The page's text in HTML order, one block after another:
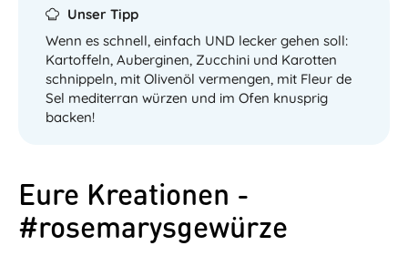
Unser Tipp
Wenn es schnell, einfach UND lecker gehen soll:
Kartoffeln, Auberginen, Zucchini und Karotten
schnippeln, mit Olivenöl vermengen, mit Fleur de
Sel mediterran würzen und im Ofen knusprig
backen!
Eure Kreationen -
#rosemarysgewürze